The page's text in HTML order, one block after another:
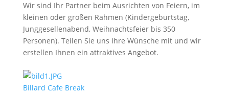
Wir sind Ihr Partner beim Ausrichten von Feiern, im
kleinen oder großen Rahmen (Kindergeburtstag,
Junggesellenabend, Weihnachtsfeier bis 350
Personen). Teilen Sie uns Ihre Wünsche mit und wir
erstellen Ihnen ein attraktives Angebot.
Billard Cafe Break